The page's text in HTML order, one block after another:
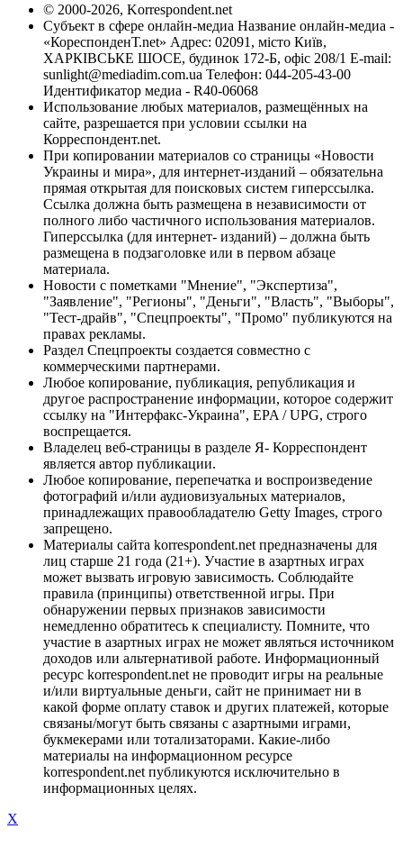
© 2000-2026, Korrespondent.net
Субъект в сфере онлайн-медиа Название онлайн-медиа -
«КореспонденТ.net» Адрес: 02091, місто Київ,
ХАРКІВСЬКЕ ШОСЕ, будинок 172-Б, офіс 208/1 E-mail:
sunlight@mediadim.com.ua Телефон: 044-205-43-00
Идентификатор медиа - R40-06068
Использование любых материалов, размещённых на
сайте, разрешается при условии ссылки на
Корреспондент.net.
При копировании материалов со страницы «Новости
Украины и мира», для интернет-изданий – обязательна
прямая открытая для поисковых систем гиперссылка.
Ссылка должна быть размещена в независимости от
полного либо частичного использования материалов.
Гиперссылка (для интернет- изданий) – должна быть
размещена в подзаголовке или в первом абзаце
материала.
Новости с пометками "Мнение", "Экспертиза",
"Заявление", "Регионы", "Деньги", "Власть", "Выборы",
"Тест-драйв", "Спецпроекты", "Промо" публикуются на
правах рекламы.
Раздел Спецпроекты создается совместно с
коммерческими партнерами.
Любое копирование, публикация, републикация и
другое распространение информации, которое содержит
ссылку на "Интерфакс-Украина", EPA / UPG, строго
воспрещается.
Владелец веб-страницы в разделе Я- Корреспондент
является автор публикации.
Любое копирование, перепечатка и воспроизведение
фотографий и/или аудиовизуальных материалов,
принадлежащих правообладателю Getty Images, строго
запрещено.
Материалы сайта korrespondent.net предназначены для
лиц старше 21 года (21+). Участие в азартных играх
может вызвать игровую зависимость. Соблюдайте
правила (принципы) ответственной игры. При
обнаружении первых признаков зависимости
немедленно обратитесь к специалисту. Помните, что
участие в азартных играх не может являться источником
доходов или альтернативой работе. Информационный
ресурс korrespondent.net не проводит игры на реальные
и/или виртуальные деньги, сайт не принимает ни в
какой форме оплату ставок и других платежей, которые
связаны/могут быть связаны с азартными играми,
букмекерами или тотализаторами. Какие-либо
материалы на информационном ресурсе
korrespondent.net публикуются исключительно в
информационных целях.
X